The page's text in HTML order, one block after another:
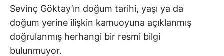
Sevinç Göktay’ın doğum tarihi, yaşı ya da
doğum yerine ilişkin kamuoyuna açıklanmış
doğrulanmış herhangi bir resmi bilgi
bulunmuyor.